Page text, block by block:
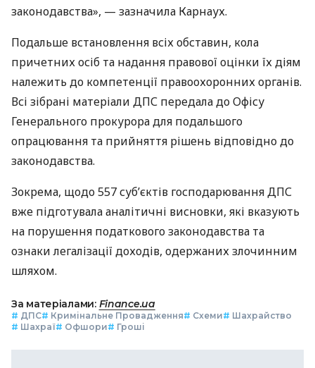
законодавства», — зазначила Карнаух.
Подальше встановлення всіх обставин, кола
причетних осіб та надання правової оцінки їх діям
належить до компетенції правоохоронних органів.
Всі зібрані матеріали ДПС передала до Офісу
Генерального прокурора для подальшого
опрацювання та прийняття рішень відповідно до
законодавства.
Зокрема, щодо 557 суб’єктів господарювання ДПС
вже підготувала аналітичні висновки, які вказують
на порушення податкового законодавства та
ознаки легалізації доходів, одержаних злочинним
шляхом.
За матеріалами: Finance.ua
# ДПС# Кримінальне Провадження# Схеми# Шахрайство
# Шахраї# Офшори# Гроші